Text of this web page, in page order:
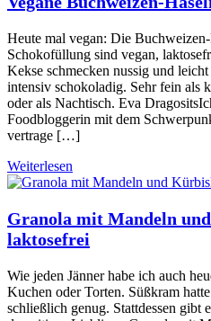
Heute mal vegan: Die
Schokofüllung sind vegan,
Kekse schmecken nussig und
intensiv schokoladig. Sehr fein als
oder als Nachtisch. Eva
Foodbloggerin mit dem
vertrage […]
Weiterlesen
Granola mit Mandeln
laktosefrei
Wie jeden Jänner habe ich auch
Kuchen oder Torten. Süßkram
schließlich genug. Stattdessen gibt